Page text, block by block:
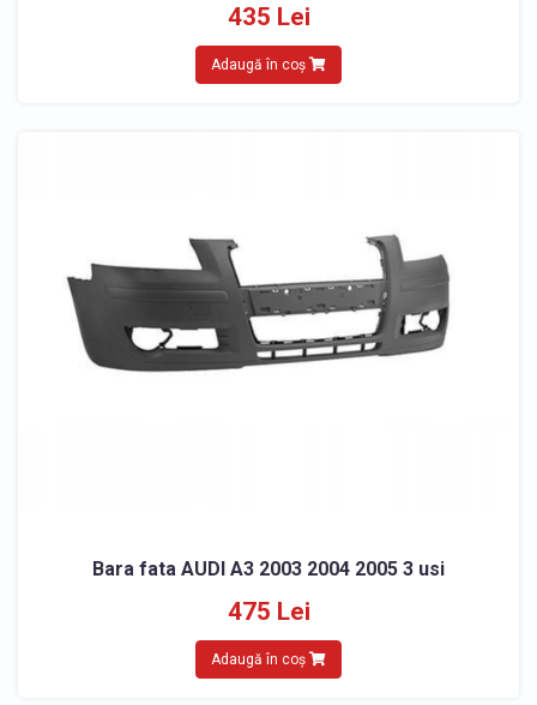
435 Lei
Adaugă în coș
Bara fata AUDI A3 2003 2004 2005 3 usi
475 Lei
Adaugă în coș